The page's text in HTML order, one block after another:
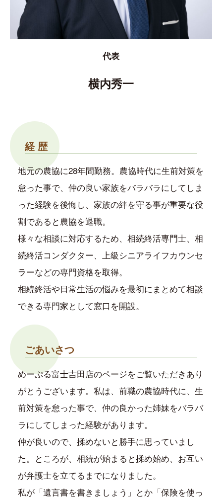
代表
横内秀一
経 歴
地元の農協に28年間勤務。農協時代に生前対策を
怠った事で、仲の良い家族をバラバラにしてしま
った経験を後悔し、家族の絆を守る事が重要な役
割であると農協を退職。
様々な相談に対応するため、相続終活専門士、相
続終活コンダクター、上級シニアライフカウンセ
ラーなどの専門資格を取得。
相続終活や日常生活の悩みを最初にまとめて相談
できる専門家として窓口を開設。
ごあいさつ
めーぷる富士吉田店のページをご覧いただきあり
がとうございます。私は、前職の農協時代に、生
前対策を怠った事で、仲の良かった姉妹をバラバ
ラにしてしまった経験があります。
仲が良いので、揉めないと勝手に思っていまし
た。ところが、相続が始まると揉め始め、お互い
が弁護士を立てるまでになりました。
私が「遺言書を書きましょう」とか「保険を使っ